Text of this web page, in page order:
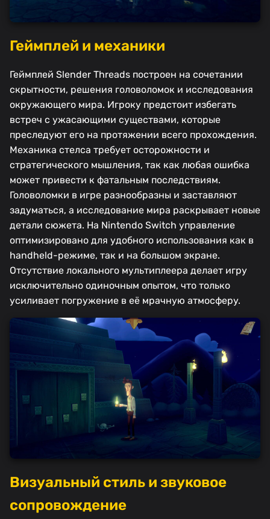
Геймплей и механики
Геймплей Slender Threads построен на сочетании
скрытности, решения головоломок и исследования
окружающего мира. Игроку предстоит избегать
встреч с ужасающими существами, которые
преследуют его на протяжении всего прохождения.
Механика стелса требует осторожности и
стратегического мышления, так как любая ошибка
может привести к фатальным последствиям.
Головоломки в игре разнообразны и заставляют
задуматься, а исследование мира раскрывает новые
детали сюжета. На Nintendo Switch управление
оптимизировано для удобного использования как в
handheld-режиме, так и на большом экране.
Отсутствие локального мультиплеера делает игру
исключительно одиночным опытом, что только
усиливает погружение в её мрачную атмосферу.
Визуальный стиль и звуковое
сопровождение